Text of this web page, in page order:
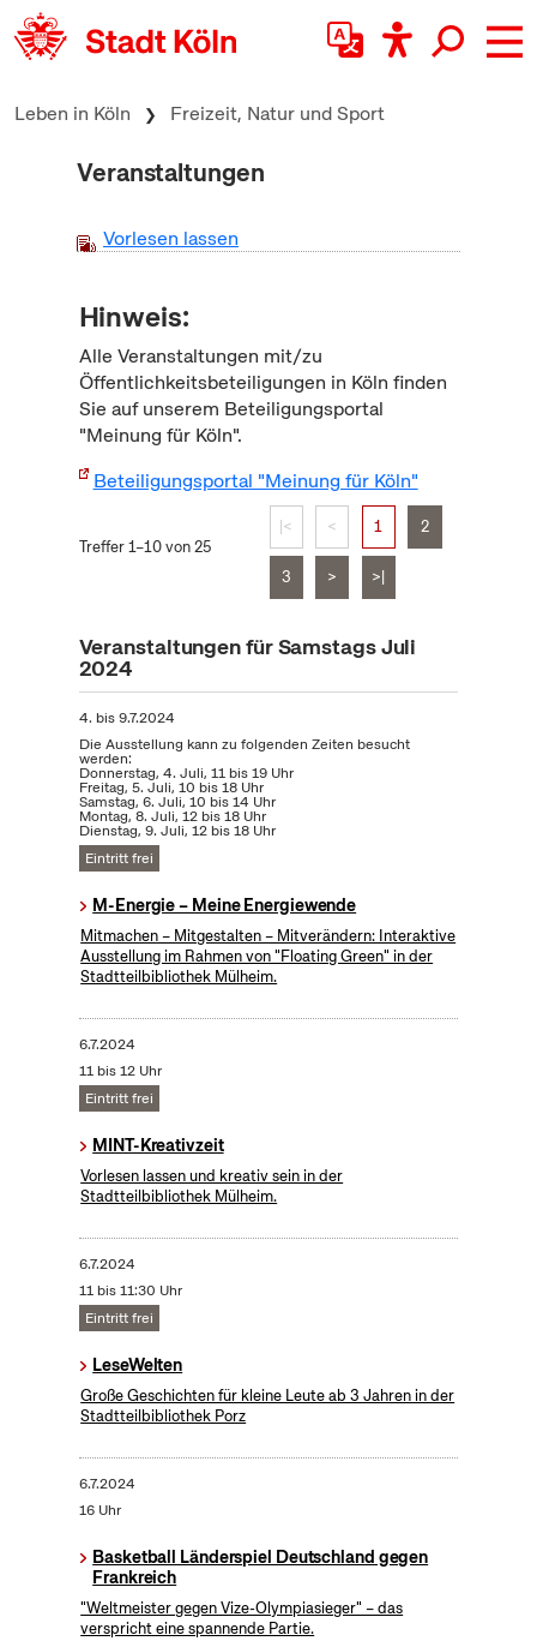
zum Inhalt springen
Leben in Köln Freizeit, Natur und Sport
Veranstaltungen
Vorlesen lassen
Hinweis:
Alle Veranstaltungen mit/zu
Öffentlichkeitsbeteiligungen in Köln finden
Sie auf unserem Beteiligungsportal
"Meinung für Köln".
Beteiligungsportal "Meinung für Köln"
Treffer 1–10 von 25
|< < 1 2
3 > >|
Veranstaltungen für Samstags Juli
2024
4. bis9.7.2024
Die Ausstellung kann zu folgenden Zeiten besucht
werden:
Donnerstag, 4. Juli, 11 bis 19 Uhr
Freitag, 5. Juli, 10 bis 18 Uhr
Samstag, 6. Juli, 10 bis 14 Uhr
Montag, 8. Juli, 12 bis 18 Uhr
Dienstag, 9. Juli, 12 bis 18 Uhr
Eintritt frei
M-Energie – Meine Energiewende
Mitmachen – Mitgestalten – Mitverändern: Interaktive
Ausstellung im Rahmen von "Floating Green" in der
Stadtteilbibliothek Mülheim.
6.7.2024
11 bis 12 Uhr
Eintritt frei
MINT-Kreativzeit
Vorlesen lassen und kreativ sein in der
Stadtteilbibliothek Mülheim.
6.7.2024
11 bis 11:30 Uhr
Eintritt frei
LeseWelten
Große Geschichten für kleine Leute ab 3 Jahren in der
Stadtteilbibliothek Porz
6.7.2024
16 Uhr
Basketball Länderspiel Deutschland gegen
Frankreich
"Weltmeister gegen Vize-Olympiasieger" – das
verspricht eine spannende Partie.